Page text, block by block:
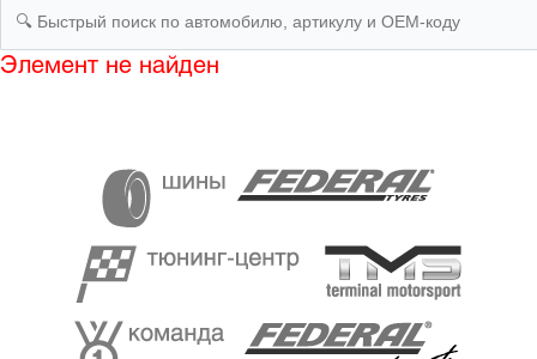
Элемент не найден